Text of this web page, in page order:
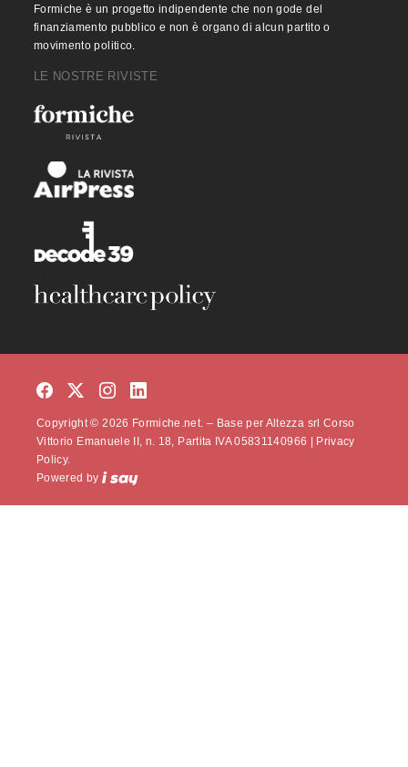
Formiche è un progetto indipendente che non gode del
finanziamento pubblico e non è organo di alcun partito o
movimento politico.
LE NOSTRE RIVISTE
Copyright © 2026 Formiche.net. – Base per Altezza srl Corso
Vittorio Emanuele II, n. 18, Partita IVA 05831140966 |
Privacy
Policy.
Powered by